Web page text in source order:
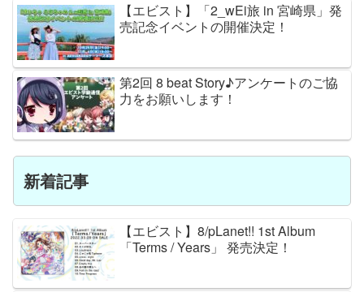
【エビスト】「2_wEi旅 in 宮崎県」発
売記念イベントの開催決定！
第2回 8 beat Story♪アンケートのご協
力をお願いします！
新着記事
【エビスト】8/pLanet!! 1st Album
「Terms / Years」 発売決定！